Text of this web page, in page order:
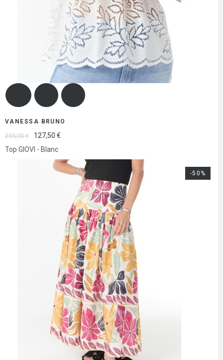
VANESSA BRUNO
Top GIOVI - Blanc
255,00 € 127,50 €
-50%